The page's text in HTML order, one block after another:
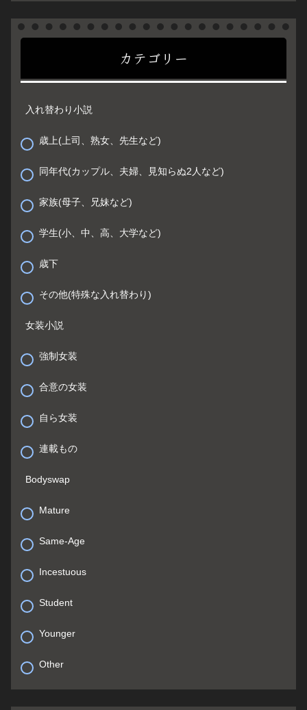
カテゴリー
入れ替わり小説
歳上(上司、熟女、先生など)
同年代(カップル、夫婦、見知らぬ2人など)
家族(母子、兄妹など)
学生(小、中、高、大学など)
歳下
その他(特殊な入れ替わり)
女装小説
強制女装
合意の女装
自ら女装
連載もの
Bodyswap
Mature
Same-Age
Incestuous
Student
Younger
Other